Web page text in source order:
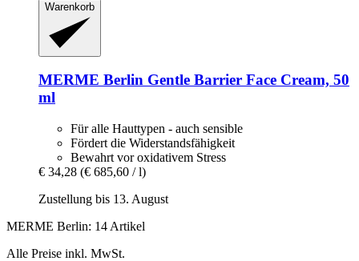
Warenkorb
MERME Berlin Gentle Barrier Face Cream, 50
ml
Für alle Hauttypen - auch sensible
Fördert die Widerstandsfähigkeit
Bewahrt vor oxidativem Stress
€ 34,28 (€ 685,60 / l)
Zustellung bis 13. August
MERME Berlin: 14 Artikel
Alle Preise inkl. MwSt.